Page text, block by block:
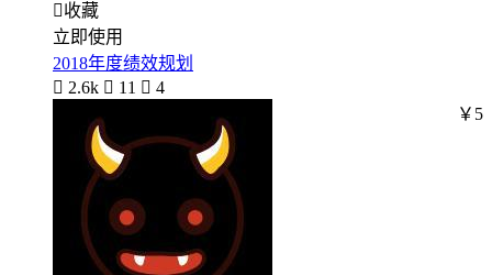
收藏
立即使用
2018年度绩效规划
 2.6k  11  4
￥5